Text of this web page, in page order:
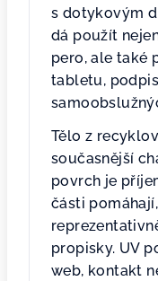
s dotykovým
dá použít
pero, ale také
tabletu,
Tělo z
současnější
povrch je
části
propisky. UV
web, kontakt